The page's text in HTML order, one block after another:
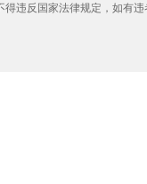
违反国家法律规定，如有